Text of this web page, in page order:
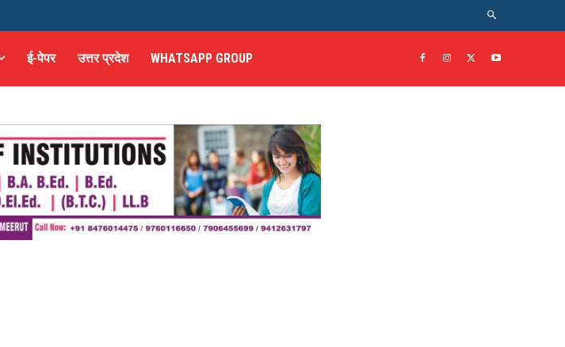
ई-पेपर उत्तर प्रदेश WHATSAPP GROUP